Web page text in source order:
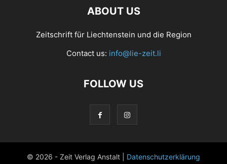
ABOUT US
Zeitschrift für Liechtenstein und die Region
Contact us: info@lie-zeit.li
FOLLOW US
© 2026 - Zeit Verlag Anstalt | Datenschutzerklärung